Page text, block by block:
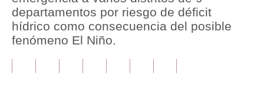
Tu Dinero
Finanzas Personales
departamentos por riesgo de déficit
hídrico como consecuencia del posible
fenómeno El Niño.